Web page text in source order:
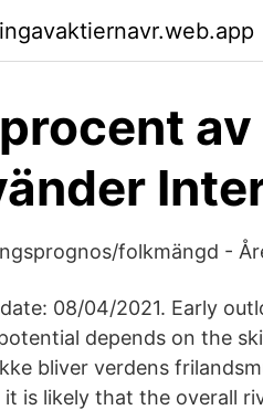
folkmängd -
date: 08/04/2021. Early
depends on the
bliver verdens
is likely that the overall